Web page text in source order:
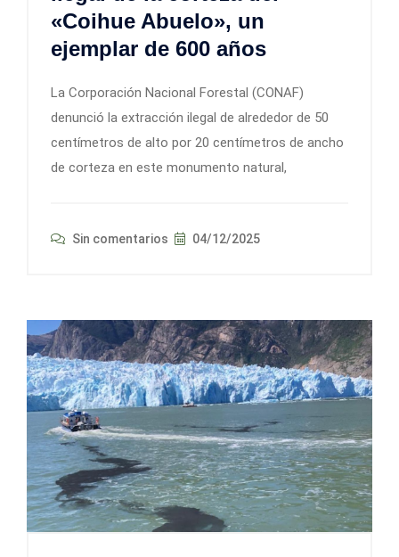
«Coihue Abuelo», un
ejemplar de 600 años
La Corporación Nacional Forestal (CONAF)
denunció la extracción ilegal de alrededor de 50
centímetros de alto por 20 centímetros de ancho
de corteza en este monumento natural,
Sin comentarios 04/12/2025